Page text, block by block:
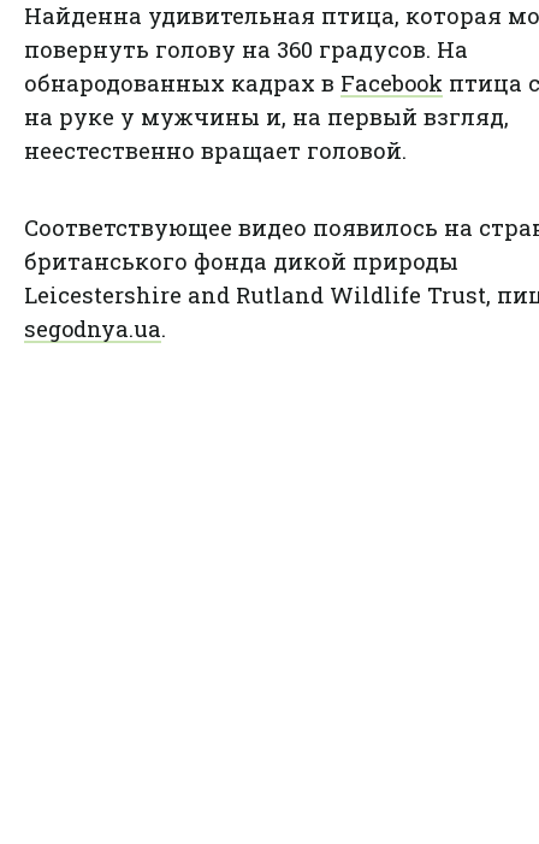
Найденна удивительная птица, которая
повернуть голову на 360 градусов. На
обнародованных кадрах в Facebook птица
на руке у мужчины и, на первый взгляд,
неестественно вращает головой.
Соответствующее видео появилось на
британського фонда дикой природы
Leicestershire and Rutland Wildlife Trust,
segodnya.ua.